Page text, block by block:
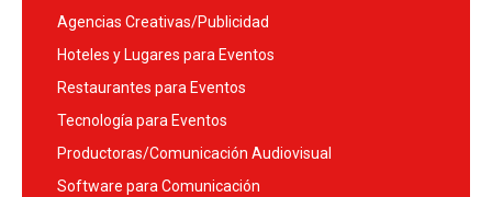
Agencias Creativas/Publicidad
Hoteles y Lugares para Eventos
Restaurantes para Eventos
Tecnología para Eventos
Productoras/Comunicación Audiovisual
Software para Comunicación